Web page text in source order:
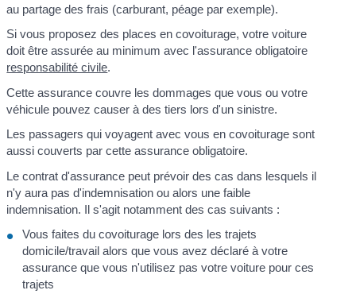
au partage des frais (carburant, péage par exemple).
Si vous proposez des places en covoiturage, votre voiture
doit être assurée au minimum avec l'assurance obligatoire
responsabilité civile.
Cette assurance couvre les dommages que vous ou votre
véhicule pouvez causer à des tiers lors d'un sinistre.
Les passagers qui voyagent avec vous en covoiturage sont
aussi couverts par cette assurance obligatoire.
Le contrat d'assurance peut prévoir des cas dans lesquels il
n'y aura pas d'indemnisation ou alors une faible
indemnisation. Il s'agit notamment des cas suivants :
Vous faites du covoiturage lors des les trajets
domicile/travail alors que vous avez déclaré à votre
assurance que vous n'utilisez pas votre voiture pour ces
trajets